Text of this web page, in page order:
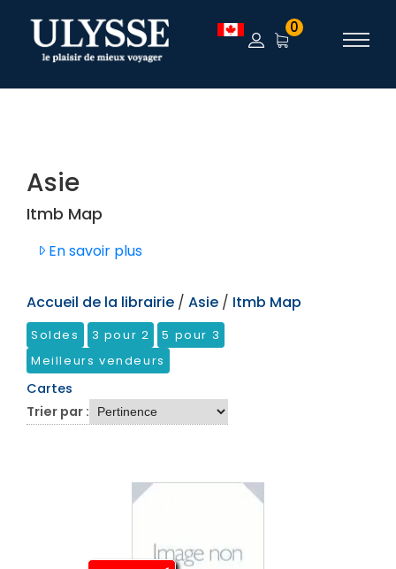
TEST 0
Asie
Itmb Map
En savoir plus
Accueil de la librairie / Asie / Itmb Map
Soldes 3 pour 2
5 pour 3
Meilleurs vendeurs
Cartes
Trier par :